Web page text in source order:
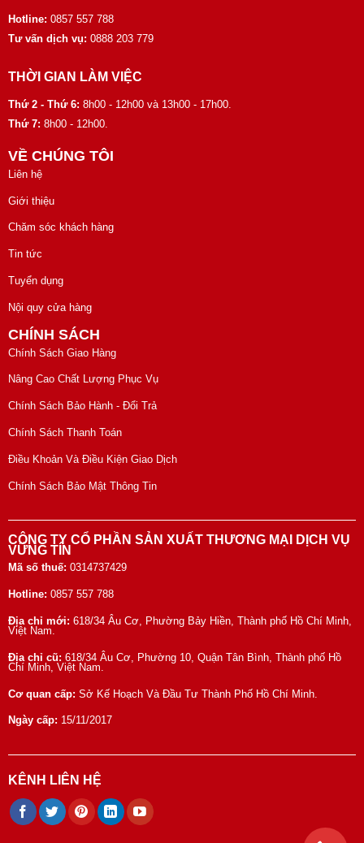
Hotline: 0857 557 788
Tư vấn dịch vụ: 0888 203 779
THỜI GIAN LÀM VIỆC
Thứ 2 - Thứ 6: 8h00 - 12h00 và 13h00 - 17h00.
Thứ 7: 8h00 - 12h00.
VỀ CHÚNG TÔI
Liên hệ
Giới thiệu
Chăm sóc khách hàng
Tin tức
Tuyển dụng
Nội quy cửa hàng
CHÍNH SÁCH
Chính Sách Giao Hàng
Nâng Cao Chất Lượng Phục Vụ
Chính Sách Bảo Hành - Đổi Trả
Chính Sách Thanh Toán
Điều Khoản Và Điều Kiện Giao Dịch
Chính Sách Bảo Mật Thông Tin
CÔNG TY CỔ PHẦN SẢN XUẤT THƯƠNG MẠI DỊCH VỤ
VỮNG TÍN
Mã số thuế: 0314737429
Hotline: 0857 557 788
Địa chỉ mới: 618/34 Âu Cơ, Phường Bảy Hiền, Thành phố Hồ Chí Minh,
Việt Nam.
Địa chỉ cũ: 618/34 Âu Cơ, Phường 10, Quận Tân Bình, Thành phố Hồ
Chí Minh, Việt Nam.
Cơ quan cấp: Sở Kế Hoạch Và Đầu Tư Thành Phố Hồ Chí Minh.
Ngày cấp: 15/11/2017
KÊNH LIÊN HỆ